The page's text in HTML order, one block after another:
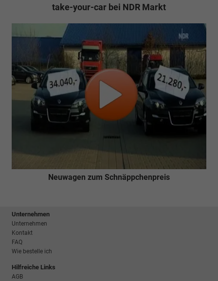
take-your-car bei NDR Markt
Neuwagen zum Schnäppchenpreis
Unternehmen
Unternehmen
Kontakt
FAQ
Wie bestelle ich
Hilfreiche Links
AGB